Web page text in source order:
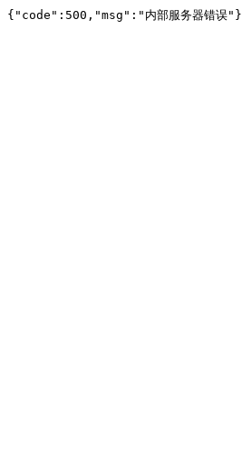
{"code":500,"msg":"内部服务器错误"}